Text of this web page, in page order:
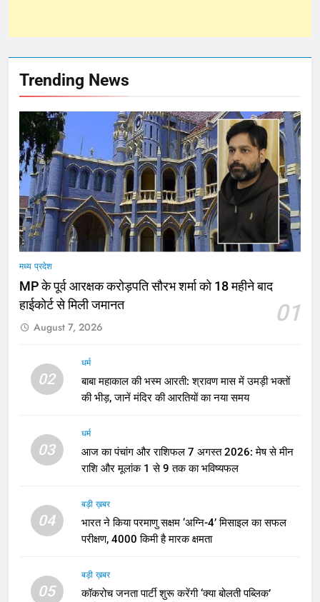
Trending News
मध्य प्रदेश
MP के पूर्व आरक्षक करोड़पति सौरभ शर्मा को 18 महीने बाद
हाईकोर्ट से मिली जमानत
01
August 7, 2026
02
धर्म
बाबा महाकाल की भस्म आरती: श्रावण मास में उमड़ी भक्तों
की भीड़, जानें मंदिर की आरतियों का नया समय
03
धर्म
आज का पंचांग और राशिफल 7 अगस्त 2026: मेष से मीन
राशि और मूलांक 1 से 9 तक का भविष्यफल
04
बड़ी ख़बर
भारत ने किया परमाणु सक्षम ‘अग्नि-4’ मिसाइल का सफल
परीक्षण, 4000 किमी है मारक क्षमता
05
बड़ी ख़बर
कॉकरोच जनता पार्टी शुरू करेंगी ‘क्या बोलती पब्लिक’